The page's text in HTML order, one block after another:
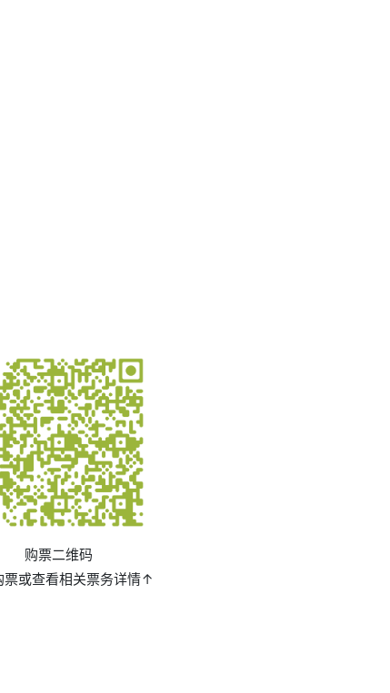
购票二维码
票或查看相关票务详情↑